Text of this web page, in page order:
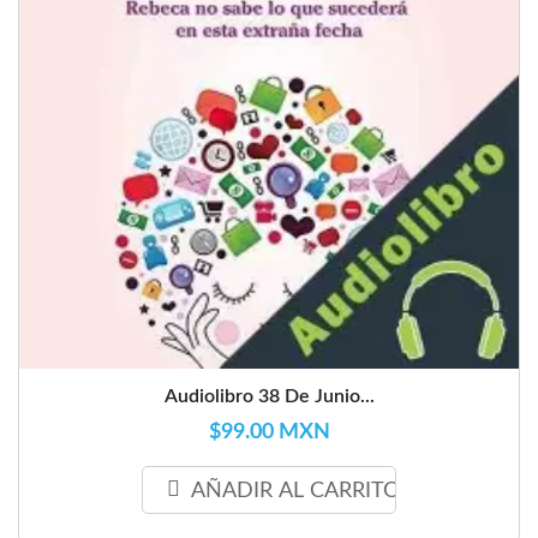
Audiolibro 38 De Junio...
$99.00 MXN
AÑADIR AL CARRITO